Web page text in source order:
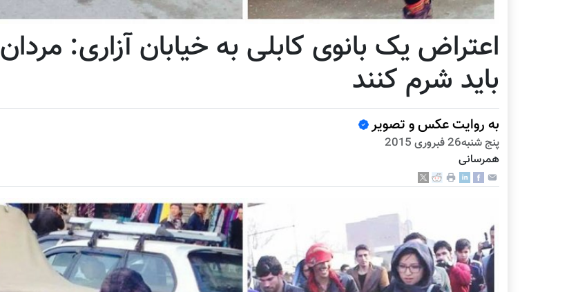
اعتراض یک بانوی کابلی به خیابان آزاری: مردان
باید شرم کنند
به روایت عکس و تصویر
پنج شنبه26 فبروری 2015
همرسانی